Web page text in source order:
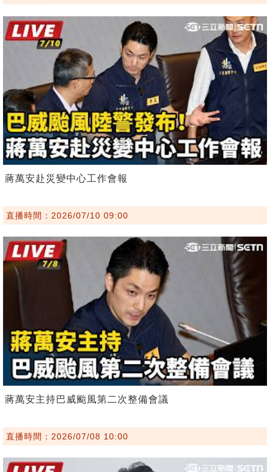
蔣萬安赴災變中心工作會報
直播時間：2026/07/10 09:00
蔣萬安主持巴威颱風第二次整備會議
直播時間：2026/07/08 10:00